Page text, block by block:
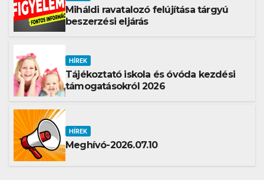
Miháldi ravatalozó felújítása tárgyú
beszerzési eljárás
HÍREK
Tájékoztató iskola és óvóda kezdési
támogatásokról 2026
HÍREK
Meghívó-2026.07.10